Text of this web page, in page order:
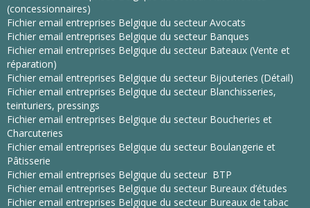
(concessionnaires)
Fichier email entreprises Belgique du secteur Avocats
Fichier email entreprises Belgique du secteur Banques
Fichier email entreprises Belgique du secteur Bateaux (Vente et
réparation)
Fichier email entreprises Belgique du secteur Bijouteries (Détail)
Fichier email entreprises Belgique du secteur Blanchisseries,
teinturiers, pressings
Fichier email entreprises Belgique du secteur Boucheries et
Charcuteries
Fichier email entreprises Belgique du secteur Boulangerie et
Pâtisserie
Fichier email entreprises Belgique du secteur BTP
Fichier email entreprises Belgique du secteur Bureaux d’études
Fichier email entreprises Belgique du secteur Bureaux de tabac